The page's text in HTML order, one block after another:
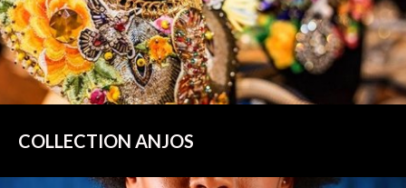
COLLECTION ANJOS